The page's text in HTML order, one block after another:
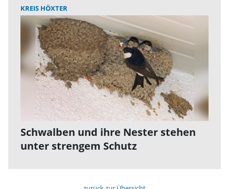
KREIS HÖXTER
Schwalben und ihre Nester stehen
unter strengem Schutz